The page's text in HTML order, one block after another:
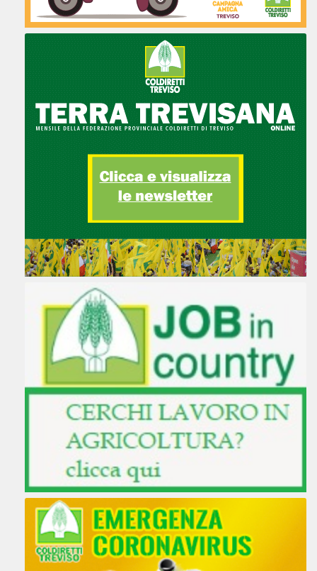
UFFICIO DI ZONA
P. DELLA SERENISSIMA 60 - 31033
CASTELFRANCO VENETO, TREVISO
CASTELFRANCO VENETO VENETO 31033
39.6 km
UFFICIO DI ZONA
V. PILADE TAGLIAPIETRA 2 - 31046
ODERZO VENETO 31046
Italia
41.2 km
Percorsi
UFFICIO DI ZONA
Viale dell'Industria, 3 - 35026 CONSELVE
PD
CONSELVE VENETO 35026
Italia
41.9 km
Percorsi
UFFICIO DI ZONA
V. XX SETTEMBRE 2 - 35016 PIAZZOLA SUL
BRENTA, PADOVA
PIAZZOLA SUL BRENTA VENETO 35016
Italia